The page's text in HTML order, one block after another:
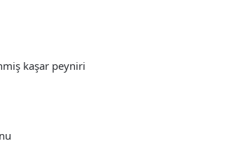
kaşar peyniri